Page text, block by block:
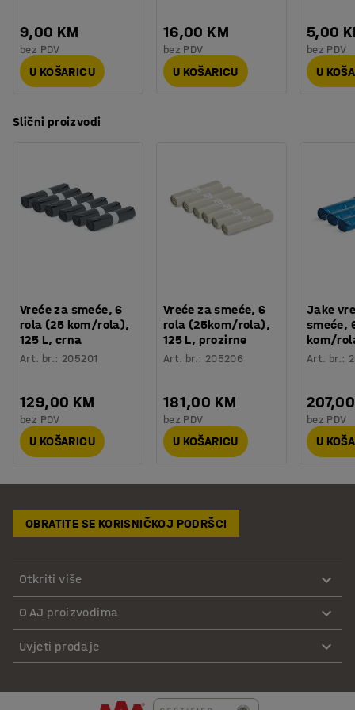
9,00 KM
bez PDV
U KOŠARICU
16,00 KM
bez PDV
U KOŠARICU
5,00
bez PDV
U
Slični proizvodi
Vreće za smeće, 6
rola (25 kom/rola),
125 L, crna
Art. br.: 205201
129,00 KM
bez PDV
U KOŠARICU
Vreće za smeće, 6
rola (25kom/rola),
125 L, prozirne
Art. br.: 205206
181,00 KM
bez PDV
U KOŠARICU
Jake
smeće,
kom/
Art. br.:
bez PDV
U
OBRATITE SE KORISNIČKOJ PODRŠCI
Otkriti više
O AJ proizvodima
Uvjeti prodaje